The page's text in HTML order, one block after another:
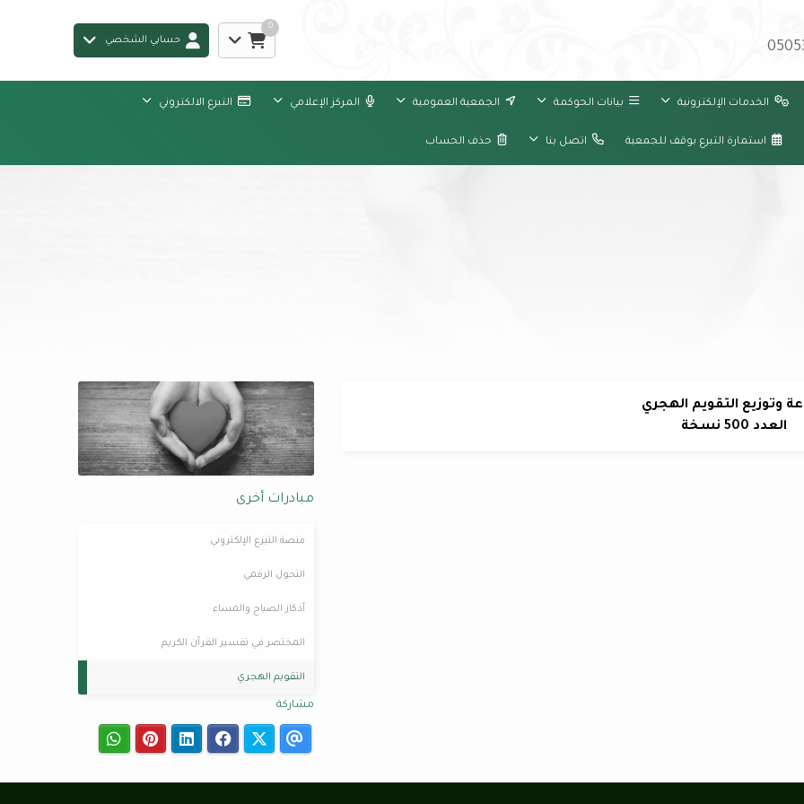
0
حسابي الشخصي
الخدمات الإلكترونية بيانات الحوكمة الجمعية العمومية المركز الإعلامي التبرع الالكتروني
استمارة التبرع بوقف للجمعية اتصل بنا حذف الحساب
وتوزيع التقويم الهجري
العدد 500 نسخة
مبادرات أخرى
منصة التبرع الإلكتروني
التحول الرقمي
أذكار الصباح والمساء
المختصر في تفسير القرآن الكريم
التقويم الهجري
مشاركة